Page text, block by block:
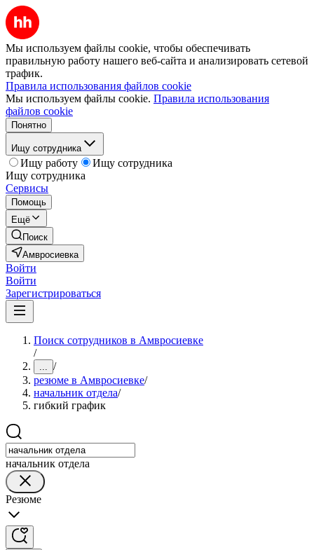
Мы используем файлы cookie, чтобы обеспечивать
правильную работу нашего веб-сайта и анализировать сетевой
трафик.
Правила использования файлов cookie
Мы используем файлы cookie. Правила использования
файлов cookie
Понятно
Ищу сотрудника
Ищу работу
Ищу сотрудника
Ищу сотрудника
Сервисы
Помощь
Ещё
Поиск
Амвросиевка
Войти
Войти
Зарегистрироваться
Поиск сотрудников в Амвросиевке
/
... /
резюме в Амвросиевке/
начальник отдела/
гибкий график
начальник отдела
Резюме